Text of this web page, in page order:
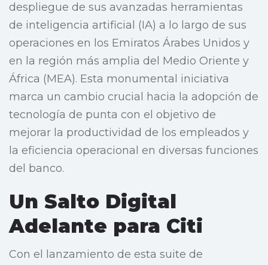
despliegue de sus avanzadas herramientas
de inteligencia artificial (IA) a lo largo de sus
operaciones en los Emiratos Árabes Unidos y
en la región más amplia del Medio Oriente y
África (MEA). Esta monumental iniciativa
marca un cambio crucial hacia la adopción de
tecnología de punta con el objetivo de
mejorar la productividad de los empleados y
la eficiencia operacional en diversas funciones
del banco.
Un Salto Digital
Adelante para Citi
Con el lanzamiento de esta suite de